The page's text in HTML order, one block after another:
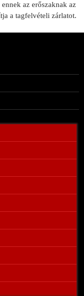
az erőszaknak az
a tagfelvételi zárlatot.